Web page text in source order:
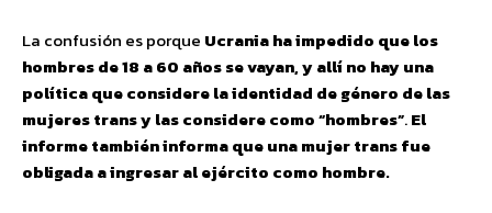
La confusión es porque Ucraniaha impedido que los
hombres de 18 a 60 años se vayan,y allí no hay una
política que considere la identidad de género de las
mujeres trans y las considere como “hombres”.El
informe también informa que una mujer trans fue
obligada a ingresar al ejército como hombre.